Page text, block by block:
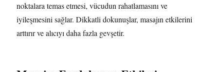
noktalara temas etmesi, vücudun rahatlamasını ve
iyileşmesini sağlar. Dikkatli dokunuşlar, masajın etkilerini
arttırır ve alıcıyı daha fazla gevşetir.